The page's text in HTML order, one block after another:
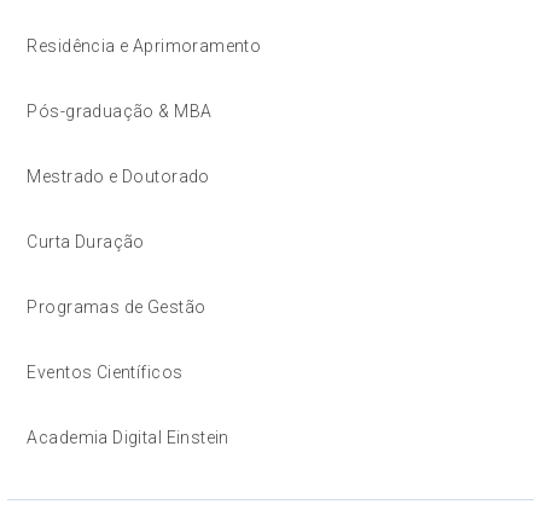
Residência e Aprimoramento
Pós-graduação & MBA
Mestrado e Doutorado
Curta Duração
Programas de Gestão
Eventos Científicos
Academia Digital Einstein